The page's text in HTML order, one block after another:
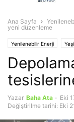
Ana Sayfa
yeni düzenleme
Yenilenebilir Enerji
Yazar Baha Ata - Eki
Değiştirilme tarihi: Eki